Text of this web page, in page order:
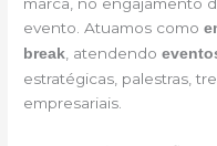
evento. Atuamos como
break , atendendo
estratégicas, palestras,
empresariais.